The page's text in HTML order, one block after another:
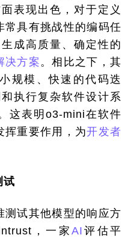
表现出色，对于定义
常具有挑战性的编码任
成高质量、确定性的
决方案。相比之下，其
规模、快速的代码迭
执行复杂软件设计系
这表明o3-mini在软件
挥重要作用，为开发者
试
测试其他模型的响应方
，一家 AI 评估平